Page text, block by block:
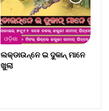
ଓଡ଼ିଶା
ଲକ୍‌ଡାଉନ୍‌ନେ ଇ ଦୁକାନ୍ ମାନେ
ଖୁଲା